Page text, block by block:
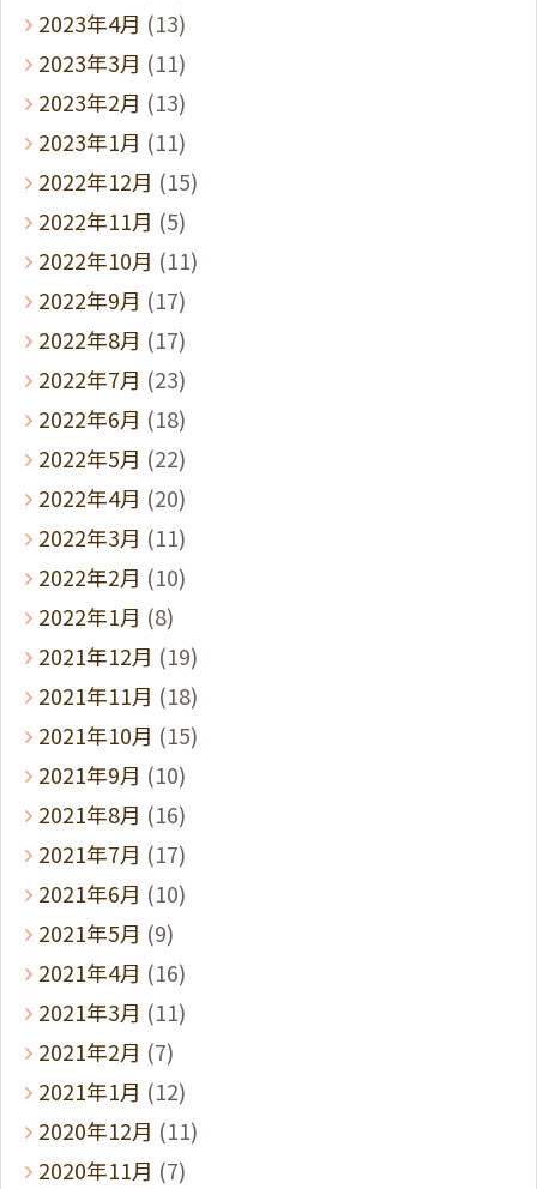
2023年4月 (13)
2023年3月 (11)
2023年2月 (13)
2023年1月 (11)
2022年12月 (15)
2022年11月 (5)
2022年10月 (11)
2022年9月 (17)
2022年8月 (17)
2022年7月 (23)
2022年6月 (18)
2022年5月 (22)
2022年4月 (20)
2022年3月 (11)
2022年2月 (10)
2022年1月 (8)
2021年12月 (19)
2021年11月 (18)
2021年10月 (15)
2021年9月 (10)
2021年8月 (16)
2021年7月 (17)
2021年6月 (10)
2021年5月 (9)
2021年4月 (16)
2021年3月 (11)
2021年2月 (7)
2021年1月 (12)
2020年12月 (11)
2020年11月 (7)